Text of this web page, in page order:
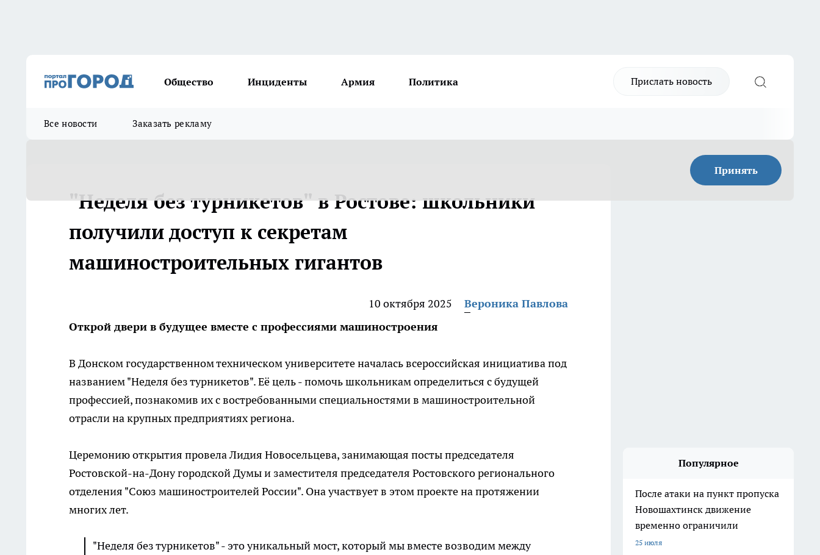
Общество Инциденты Армия Политика Прислать новость
Все новости Заказать рекламу
Принять
"Неделя без турникетов" в Ростове: школьники
получили доступ к секретам
машиностроительных гигантов
10 октября 2025
Вероника Павлова
Открой двери в будущее вместе с профессиями машиностроения
В Донском государственном техническом университете началась всероссийская инициатива под
названием "Неделя без турникетов". Её цель - помочь школьникам определиться с будущей
профессией, познакомив их с востребованными специальностями в машиностроительной
отрасли на крупных предприятиях региона.
Церемонию открытия провела Лидия Новосельцева, занимающая посты председателя
Ростовской-на-Дону городской Думы и заместителя председателя Ростовского регионального
отделения "Союз машиностроителей России". Она участвует в этом проекте на протяжении
многих лет.
"Неделя без турникетов" - это уникальный мост, который мы вместе возводим между
Популярное
После атаки на пункт пропуска
Новошахтинск движение
временно ограничили
25 июля